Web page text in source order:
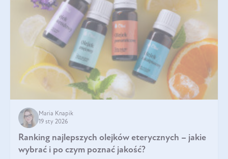
Maria Knapik
19 sty 2026
Ranking najlepszych olejków eterycznych – jakie
wybrać i po czym poznać jakość?